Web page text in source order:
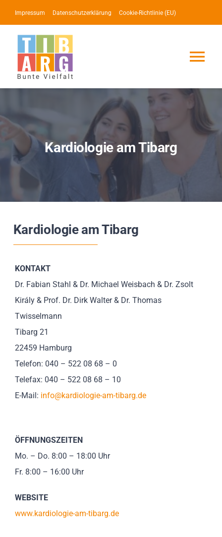
Inhalt
springen
Impressum Datenschutzerklärung Cookie-Richtlinie (EU)
Service
News
Impressionen
SUCHE
NACH:
Kardiologie am Tibarg
Kardiologie am Tibarg
KONTAKT
Dr. Fabian Stahl & Dr. Michael Weisbach & Dr. Zsolt
Király & Prof. Dr. Dirk Walter & Dr. Thomas
Twisselmann
Tibarg 21
22459 Hamburg
Telefon: 040 – 522 08 68 – 0
Telefax: 040 – 522 08 68 – 10
E-Mail: info@kardiologie-am-tibarg.de
ÖFFNUNGSZEITEN
Mo. – Do. 8:00 – 18:00 Uhr
Fr. 8:00 – 16:00 Uhr
WEBSITE
www.kardiologie-am-tibarg.de